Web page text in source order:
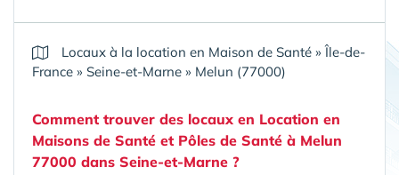
Locaux à la location en Maison de Santé »Île-de-
France » Seine-et-Marne » Melun (77000)
Comment trouver des locaux en Location en
Maisons de Santé et Pôles de Santé à Melun
77000 dans Seine-et-Marne ?